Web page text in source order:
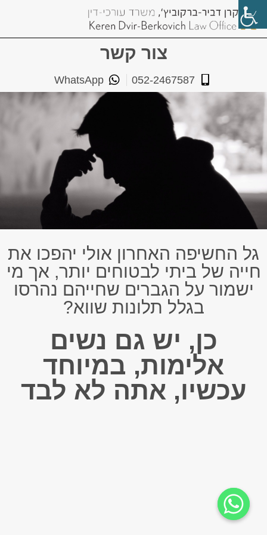
צור קשר
052-2467587
WhatsApp
גל החשיפה האחרון אולי יהפכו את
חייה של ביתי לבטוחים יותר, אך מי
ישמור על הגברים שחייהם נהרסו
בגלל תלונות שווא?
כן, יש גם נשים
אלימות, במיוחד
עכשיו, אתה לא לבד